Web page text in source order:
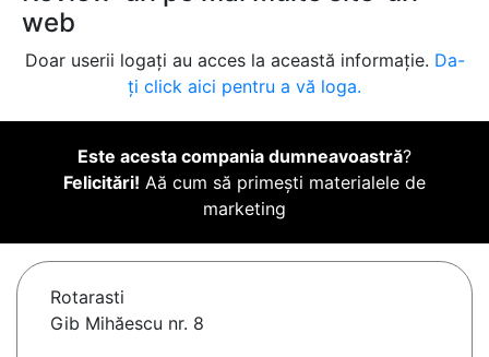
web
Doar userii logați au acces la această informație. Da-
ți click aici pentru a vă loga.
Este acesta compania dumneavoastră?
Felicitări! Aă cum să primești materialele de
marketing
Rotarasti
Gib Mihăescu nr. 8